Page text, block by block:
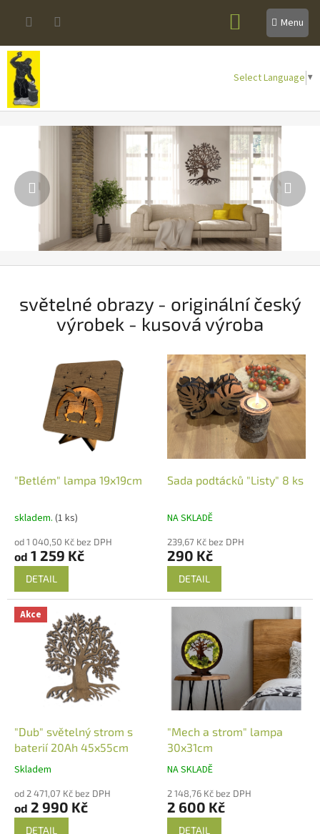
Select Language ▼
NÁKUPNÍ
KOŠÍK
Předchozí
světelné obrazy - originální český
výrobek - kusová výroba
"Betlém" lampa 19x19cm
skladem. (1 ks)
od 1 040,50 Kč bez DPH
od 1 259 Kč
DETAIL
Sada podtácků "Listy" 8 ks
NA SKLADĚ
239,67 Kč bez DPH
290 Kč
DETAIL
Akce
"Dub" světelný strom s
baterií 20Ah 45x55cm
Skladem
od 2 471,07 Kč bez DPH
od 2 990 Kč
DETAIL
"Mech a strom" lampa
30x31cm
NA SKLADĚ
2 148,76 Kč bez DPH
2 600 Kč
DETAIL